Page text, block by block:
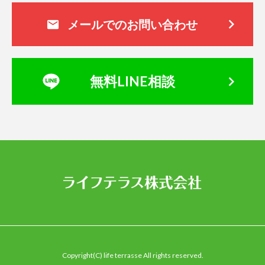
無料LINE相談 keyboard_arrow_right
mail メールでのお問い合わせ keyboard_arrow_right
Copyright(C) life terrasse All rights reserved.